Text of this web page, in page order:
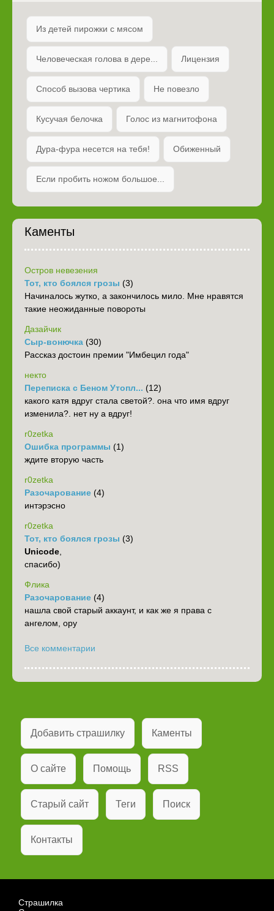
Из детей пирожки с мясом
Человеческая голова в дере... Лицензия
Способ вызова чертика Не повезло
Кусучая белочка Голос из магнитофона
Дура-фура несется на тебя! Обиженный
Если пробить ножом большое...
Каменты
Остров невезения
Тот, кто боялся грозы (3)
Начиналось жутко, а закончилось мило. Мне нравятся
такие неожиданные повороты
Дазайчик
Сыр-вонючка (30)
Рассказ достоин премии "Имбецил года"
некто
Переписка с Беном Утопл... (12)
какого катя вдруг стала светой?. она что имя вдруг
изменила?. нет ну а вдруг!
r0zetka
Ошибка программы (1)
ждите вторую часть
r0zetka
Разочарование (4)
интэрэсно
r0zetka
Тот, кто боялся грозы (3)
Unicode,
спасибо)
Флика
Разочарование (4)
нашла свой старый аккаунт, и как же я права с
ангелом, ору
Все комментарии
Добавить страшилку Каменты
О сайте Помощь RSS
Старый сайт Теги Поиск
Контакты
Страшилка